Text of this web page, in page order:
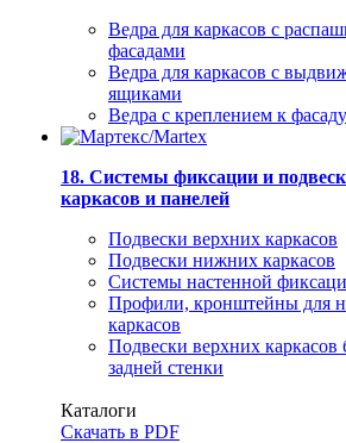
Ведра для каркасов с
фасадами
Ведра для каркасов с
ящиками
Ведра с креплением к фасаду
18. Системы фиксации и
каркасов и панелей
Подвески верхних каркасов
Подвески нижних каркасов
Системы настенной
Профили, кронштейны для
каркасов
Подвески верхних каркасов
задней стенки
Каталоги
Скачать в PDF